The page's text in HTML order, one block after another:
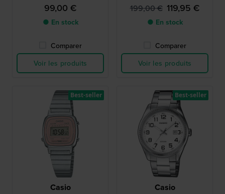
99,00 €
● En stock
Comparer
Voir les produits
199,00 € 119,95 €
● En stock
Comparer
Voir les produits
Casio
Best-seller
Casio
Best-seller